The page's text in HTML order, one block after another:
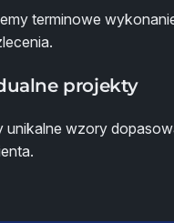
terminowe
projekty
unikalne wzory